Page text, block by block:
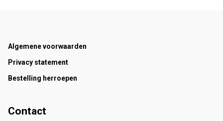
Footer
Algemene voorwaarden
Privacy statement
Bestelling herroepen
Contact